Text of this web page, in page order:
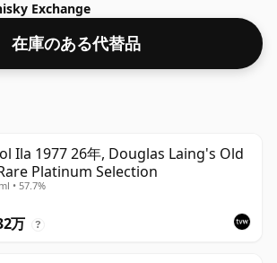
コール度数は 55.7% で、このアルコ
以上です。標準発行サイズの70clで瓶
。
Exchange
在庫のある代替品
Ila 1977 26年, Douglas Laing's Old
Platinum Selection
• 57.7%
万 ?